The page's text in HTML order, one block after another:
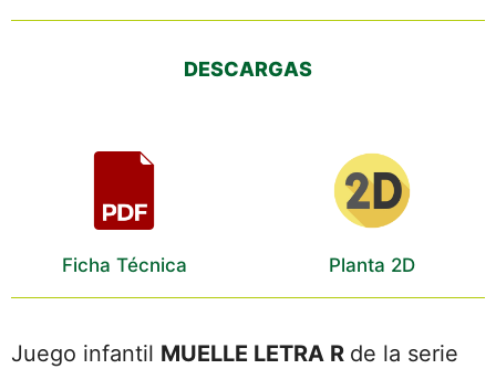
DESCARGAS
Ficha Técnica Planta 2D
Juego infantil MUELLE LETRA R de la serie